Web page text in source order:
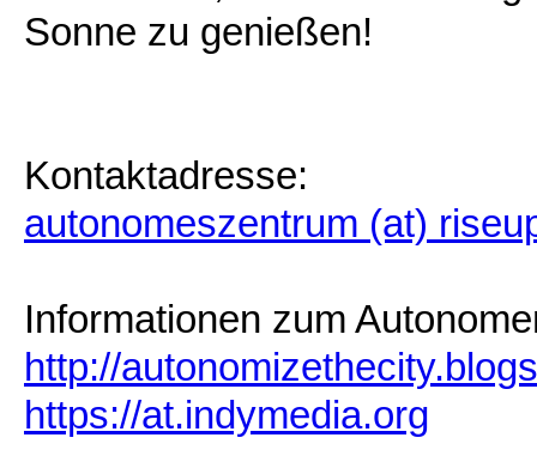
Sonne zu genießen!
Kontaktadresse:
autonomeszentrum (at)
Informationen zum
http://
https://at.indymedia.org